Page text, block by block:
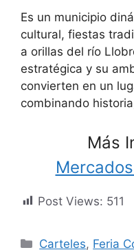
Es un municipio
cultural, fiestas
a orillas del río
estratégica y su
convierten en un
combinando
Más
Post Views: 511
Categorías
Carteles, Feria